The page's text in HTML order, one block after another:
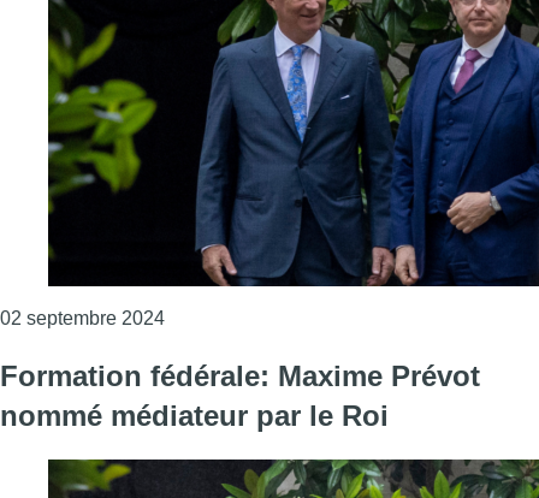
02 septembre 2024Consulter l'article "Le Roi nomme à
Formation fédérale: Maxime Prévot
nommé médiateur par le Roi